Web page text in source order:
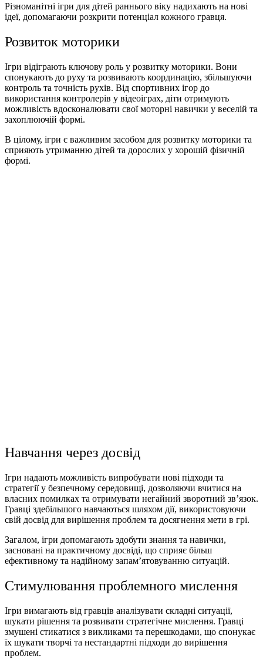
Різноманітні ігри для дітей раннього віку надихають на нові
ідеї, допомагаючи розкрити потенціал кожного гравця.
Розвиток моторики
Ігри відіграють ключову роль у розвитку моторики. Вони
спонукають до руху та розвивають координацію, збільшуючи
контроль та точність рухів. Від спортивних ігор до
використання контролерів у відеоіграх, діти отримують
можливість вдосконалювати свої моторні навички у веселій та
захоплюючій формі.
В цілому, ігри є важливим засобом для розвитку моторики та
сприяють утриманню дітей та дорослих у хорошій фізичній
формі.
Навчання через досвід
Ігри надають можливість випробувати нові підходи та
стратегії у безпечному середовищі, дозволяючи вчитися на
власних помилках та отримувати негайний зворотний зв’язок.
Гравці здебільшого навчаються шляхом дії, використовуючи
свій досвід для вирішення проблем та досягнення мети в грі.
Загалом, ігри допомагають здобути знання та навички,
засновані на практичному досвіді, що сприяє більш
ефективному та надійному запам’ятовуванню ситуацій.
Стимулювання проблемного мислення
Ігри вимагають від гравців аналізувати складні ситуації,
шукати рішення та розвивати стратегічне мислення. Гравці
змушені стикатися з викликами та перешкодами, що спонукає
їх шукати творчі та нестандартні підходи до вирішення
проблем.